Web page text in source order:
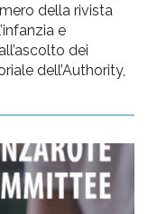
della rivista
e
dei
dell’Authority,